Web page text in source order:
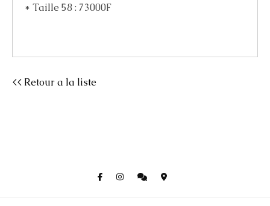
* Taille 58 : 73000F
<< Retour a la liste